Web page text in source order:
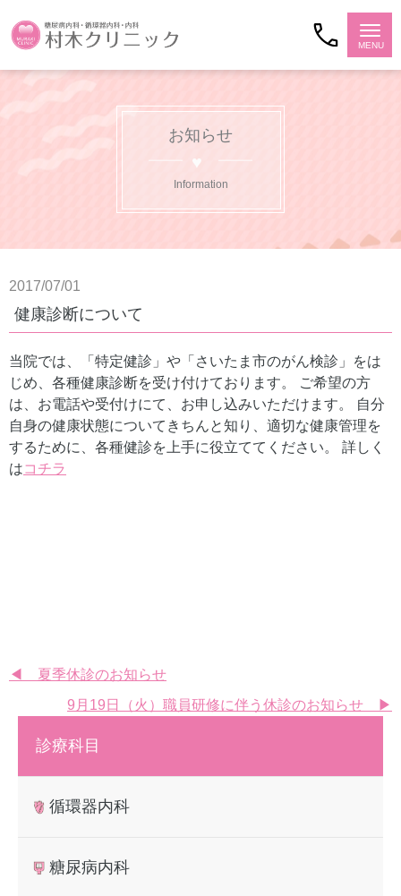
お知らせ
Information
2017/07/01
健康診断について
当院では、「特定健診」や「さいたま市のがん検診」をは
じめ、各種健康診断を受け付けております。 ご希望の方
は、お電話や受付けにて、お申し込みいただけます。 自分
自身の健康状態についてきちんと知り、適切な健康管理を
するために、各種健診を上手に役立ててください。 詳しく
はコチラ
投
稿
ビ
◀ 夏季休診のお知らせ
9月19日（火）職員研修に伴う休診のお知らせ ▶
診療科目
循環器内科
糖尿病内科